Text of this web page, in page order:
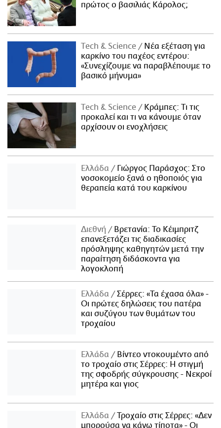
πρώτος ο βασιλιάς Κάρολος;
Τech & Science
Νέα εξέταση για
καρκίνο του παχέος εντέρου:
«Συνεχίζουμε να παραβλέπουμε το
βασικό μήνυμα»
Τech & Science
Κράμπες: Τι τις
προκαλεί και τι να κάνουμε όταν
αρχίσουν οι ενοχλήσεις
Ελλάδα
Γιώργος Παράσχος: Στο
νοσοκομείο ξανά ο ηθοποιός για
θεραπεία κατά του καρκίνου
Διεθνή
Βρετανία: Το Κέιμπριτζ
επανεξετάζει τις διαδικασίες
πρόσληψης καθηγητών μετά την
παραίτηση διδάσκοντα για
λογοκλοπή
Ελλάδα
Σέρρες: «Τα έχασα όλα» -
Οι πρώτες δηλώσεις του πατέρα
και συζύγου των θυμάτων του
τροχαίου
Ελλάδα
Βίντεο ντοκουμέντο από
το τροχαίο στις Σέρρες: Η στιγμή
της σφοδρής σύγκρουσης - Νεκροί
μητέρα και γιος
Ελλάδα
Τροχαίο στις Σέρρες: «Δεν
μπορούσα να κάνω τίποτα» - Οι